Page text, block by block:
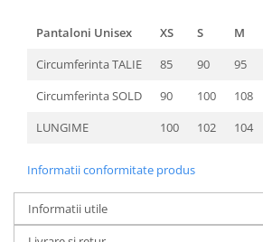
Pantaloni Unisex XS S M
Circumferinta TALIE
85 90 95
Circumferinta SOLD
90 100 108
LUNGIME
100 102 104
Informatii conformitate produs
Informatii utile